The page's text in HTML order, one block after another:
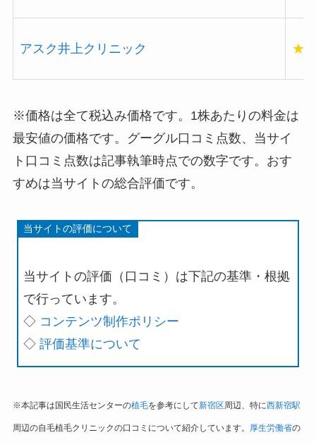
アスク井上クリニック
※価格は全て税込み価格です。1株あたりの料金は
最安値の価格です。グーグル口コミ点数、当サイ
ト口コミ点数は記事執筆時点での数字です。おす
すめは当サイトの総合評価です。
当サイトの評価について
当サイトの評価（口コミ）は下記の基準・根拠
で行っています。
◇ コンテンツ制作ポリシー
◇評価基準について
※本記事は国民生活センターの植毛を参考にして新宿区周辺、特に西新宿駅
周辺の自毛植毛クリニックの口コミについて紹介しています。 厚生労働省の